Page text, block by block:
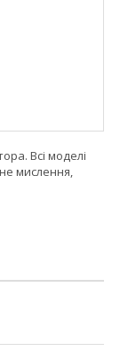
Всі моделі
мислення,